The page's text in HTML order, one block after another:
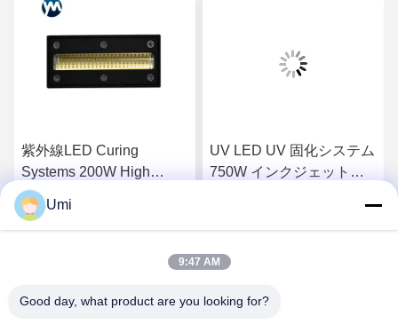
紫外線LED Curing
Systems 200W High
Power Curing Lamp
Ultraviolet Lamps Chiller
紫外線Lamp
最もよい価格を得なさ
UV LED UV 固化システム
750W インクジェットプ
最もよい価格を得なさ
Umi
9:47 AM
Good day, what product are you looking for?